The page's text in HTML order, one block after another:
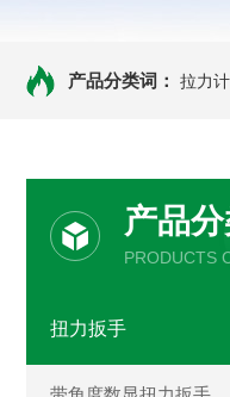
产品分类词： 拉力计
产品
PRODUCTS
扭力扳手